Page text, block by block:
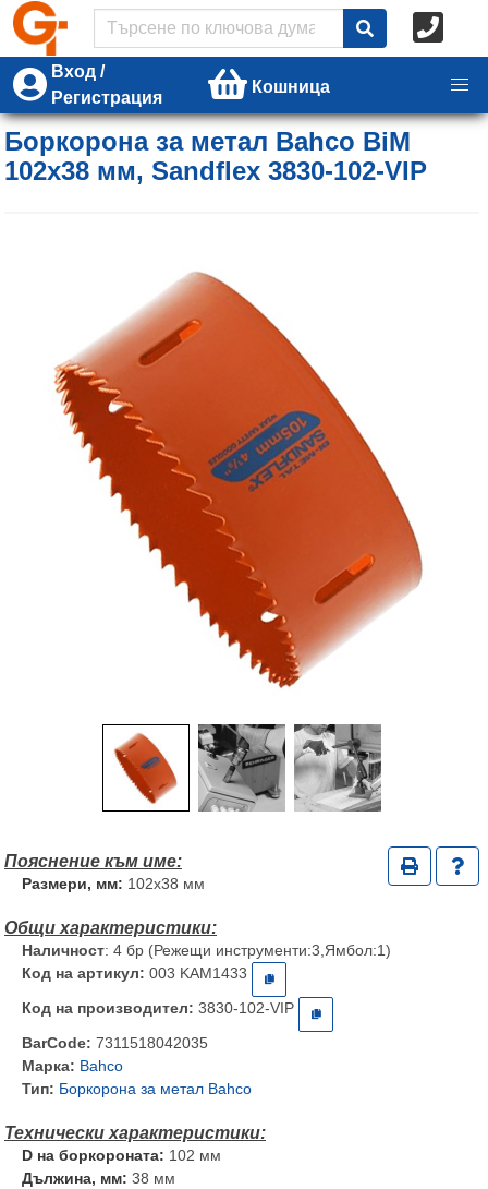
Вход /
Регистрация
Кошница
Боркорона за метал Bahco BiM
102х38 мм, Sandflex 3830-102-VIP
Размери, мм: 102х38 мм
Наличност: 4 бр (Режещи инструменти:3,Ямбол:1)
Код на артикул: 003 KAM1433
Код на производител: 3830-102-VIP
BarCode: 7311518042035
Марка: Bahco
Тип: Боркорона за метал Bahco
D на боркороната: 102 мм
Дължина, мм: 38 мм